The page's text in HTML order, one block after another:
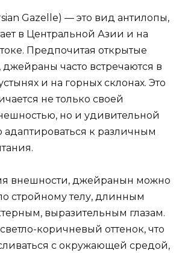
Gazelle) — это вид антилопы,
в Центральной Азии и на
Предпочитая открытые
джейраны часто встречаются в
и на горных склонах. Это
не только своей
но и удивительной
адаптироваться к различным
внешности, джейранын можно
стройному телу, длинным
выразительным глазам.
коричневый оттенок, что
с окружающей средой,